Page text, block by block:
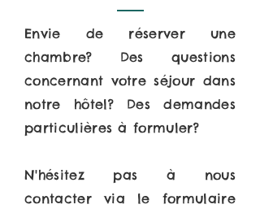
Envie de réserver une
chambre? Des questions
concernant votre séjour dans
notre hôtel? Des demandes
particulières à formuler?
N'hésitez pas à nous
contacter via le formulaire